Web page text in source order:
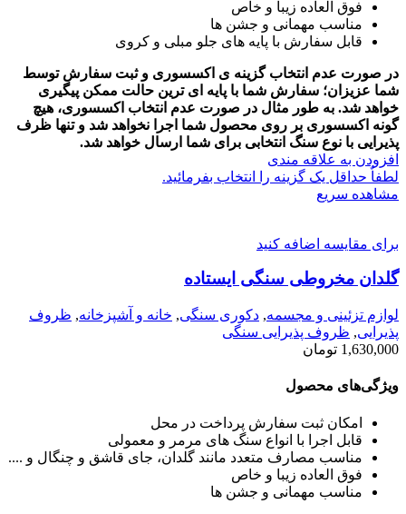
فوق العاده زیبا و خاص
مناسب مهمانی و جشن ها
قابل سفارش با پایه های جلو مبلی و کروی
در صورت عدم انتخاب گزینه ی اکسسوری و ثبت سفارش توسط
شما عزیزان؛ سفارش شما با پایه ای ترین حالت ممکن پیگیری
خواهد شد. به طور مثال در صورت عدم انتخاب اکسسوری، هیچ
گونه اکسسوری بر روی محصول شما اجرا نخواهد شد و تنها ظرف
پذیرایی با نوع سنگ انتخابی برای شما ارسال خواهد شد.
افزودن به علاقه مندی
لطفاٌ حداقل یک گزینه را انتخاب بفرمائید.
مشاهده سریع
برای مقایسه اضافه کنید
گلدان مخروطی سنگی ایستاده
لوازم تزئینی و مجسمه, دکوری سنگی, خانه و آشپزخانه, ظروف
پذیرایی, ظروف پذیرایی سنگی
1,630,000 تومان
ویژگی‌های محصول
امکان ثبت سفارش پرداخت در محل
قابل اجرا با انواع سنگ های مرمر و معمولی
مناسب مصارف متعدد مانند گلدان، جای قاشق و چنگال و ....
فوق العاده زیبا و خاص
مناسب مهمانی و جشن ها